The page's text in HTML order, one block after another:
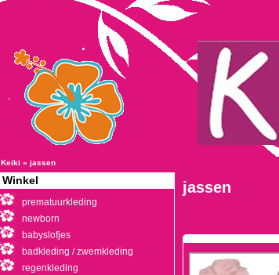
Keiki » jassen
jassen
Winkel
prematuurkleding
newborn
babyslofjes
badkleding / zwemkleding
regenkleding